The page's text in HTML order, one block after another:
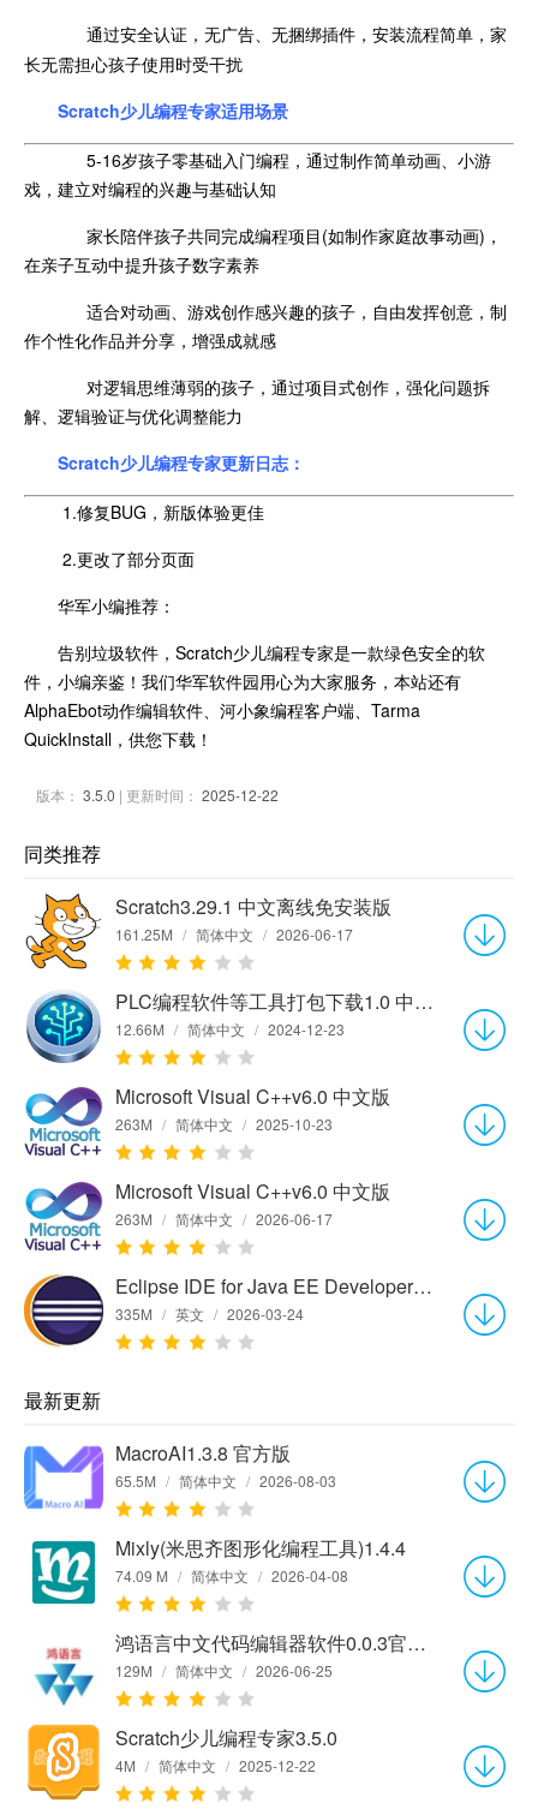
通过安全认证，无广告、无捆绑插件，安装流程简单，家
长无需担心孩子使用时受干扰
Scratch少儿编程专家适用场景
5-16岁孩子零基础入门编程，通过制作简单动画、小游
戏，建立对编程的兴趣与基础认知
家长陪伴孩子共同完成编程项目(如制作家庭故事动画)，
在亲子互动中提升孩子数字素养
适合对动画、游戏创作感兴趣的孩子，自由发挥创意，制
作个性化作品并分享，增强成就感
对逻辑思维薄弱的孩子，通过项目式创作，强化问题拆
解、逻辑验证与优化调整能力
Scratch少儿编程专家更新日志：
1.修复BUG，新版体验更佳
2.更改了部分页面
华军小编推荐：
告别垃圾软件，Scratch少儿编程专家是一款绿色安全的软
件，小编亲鉴！我们华军软件园用心为大家服务，本站还有
AlphaEbot动作编辑软件、河小象编程客户端、Tarma
QuickInstall，供您下载！
版本： 3.5.0 | 更新时间： 2025-12-22
同类推荐
Scratch3.29.1 中文离线免安装版
161.25M / 简体中文 / 2026-06-17
PLC编程软件等工具打包下载1.0 中文版
12.66M / 简体中文 / 2024-12-23
Microsoft Visual C++v6.0 中文版
263M / 简体中文 / 2025-10-23
Microsoft Visual C++v6.0 中文版
263M / 简体中文 / 2026-06-17
Eclipse IDE for Java EE Developers (64-bit)4.8 官方版
335M / 英文 / 2026-03-24
最新更新
MacroAI1.3.8 官方版
65.5M / 简体中文 / 2026-08-03
Mixly(米思齐图形化编程工具)1.4.4
74.09 M / 简体中文 / 2026-04-08
鸿语言中文代码编辑器软件0.0.3官方版
129M / 简体中文 / 2026-06-25
Scratch少儿编程专家3.5.0
4M / 简体中文 / 2025-12-22